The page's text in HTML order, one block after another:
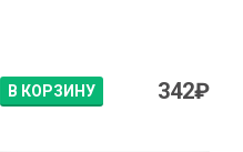
В КОРЗИНУ 342₽